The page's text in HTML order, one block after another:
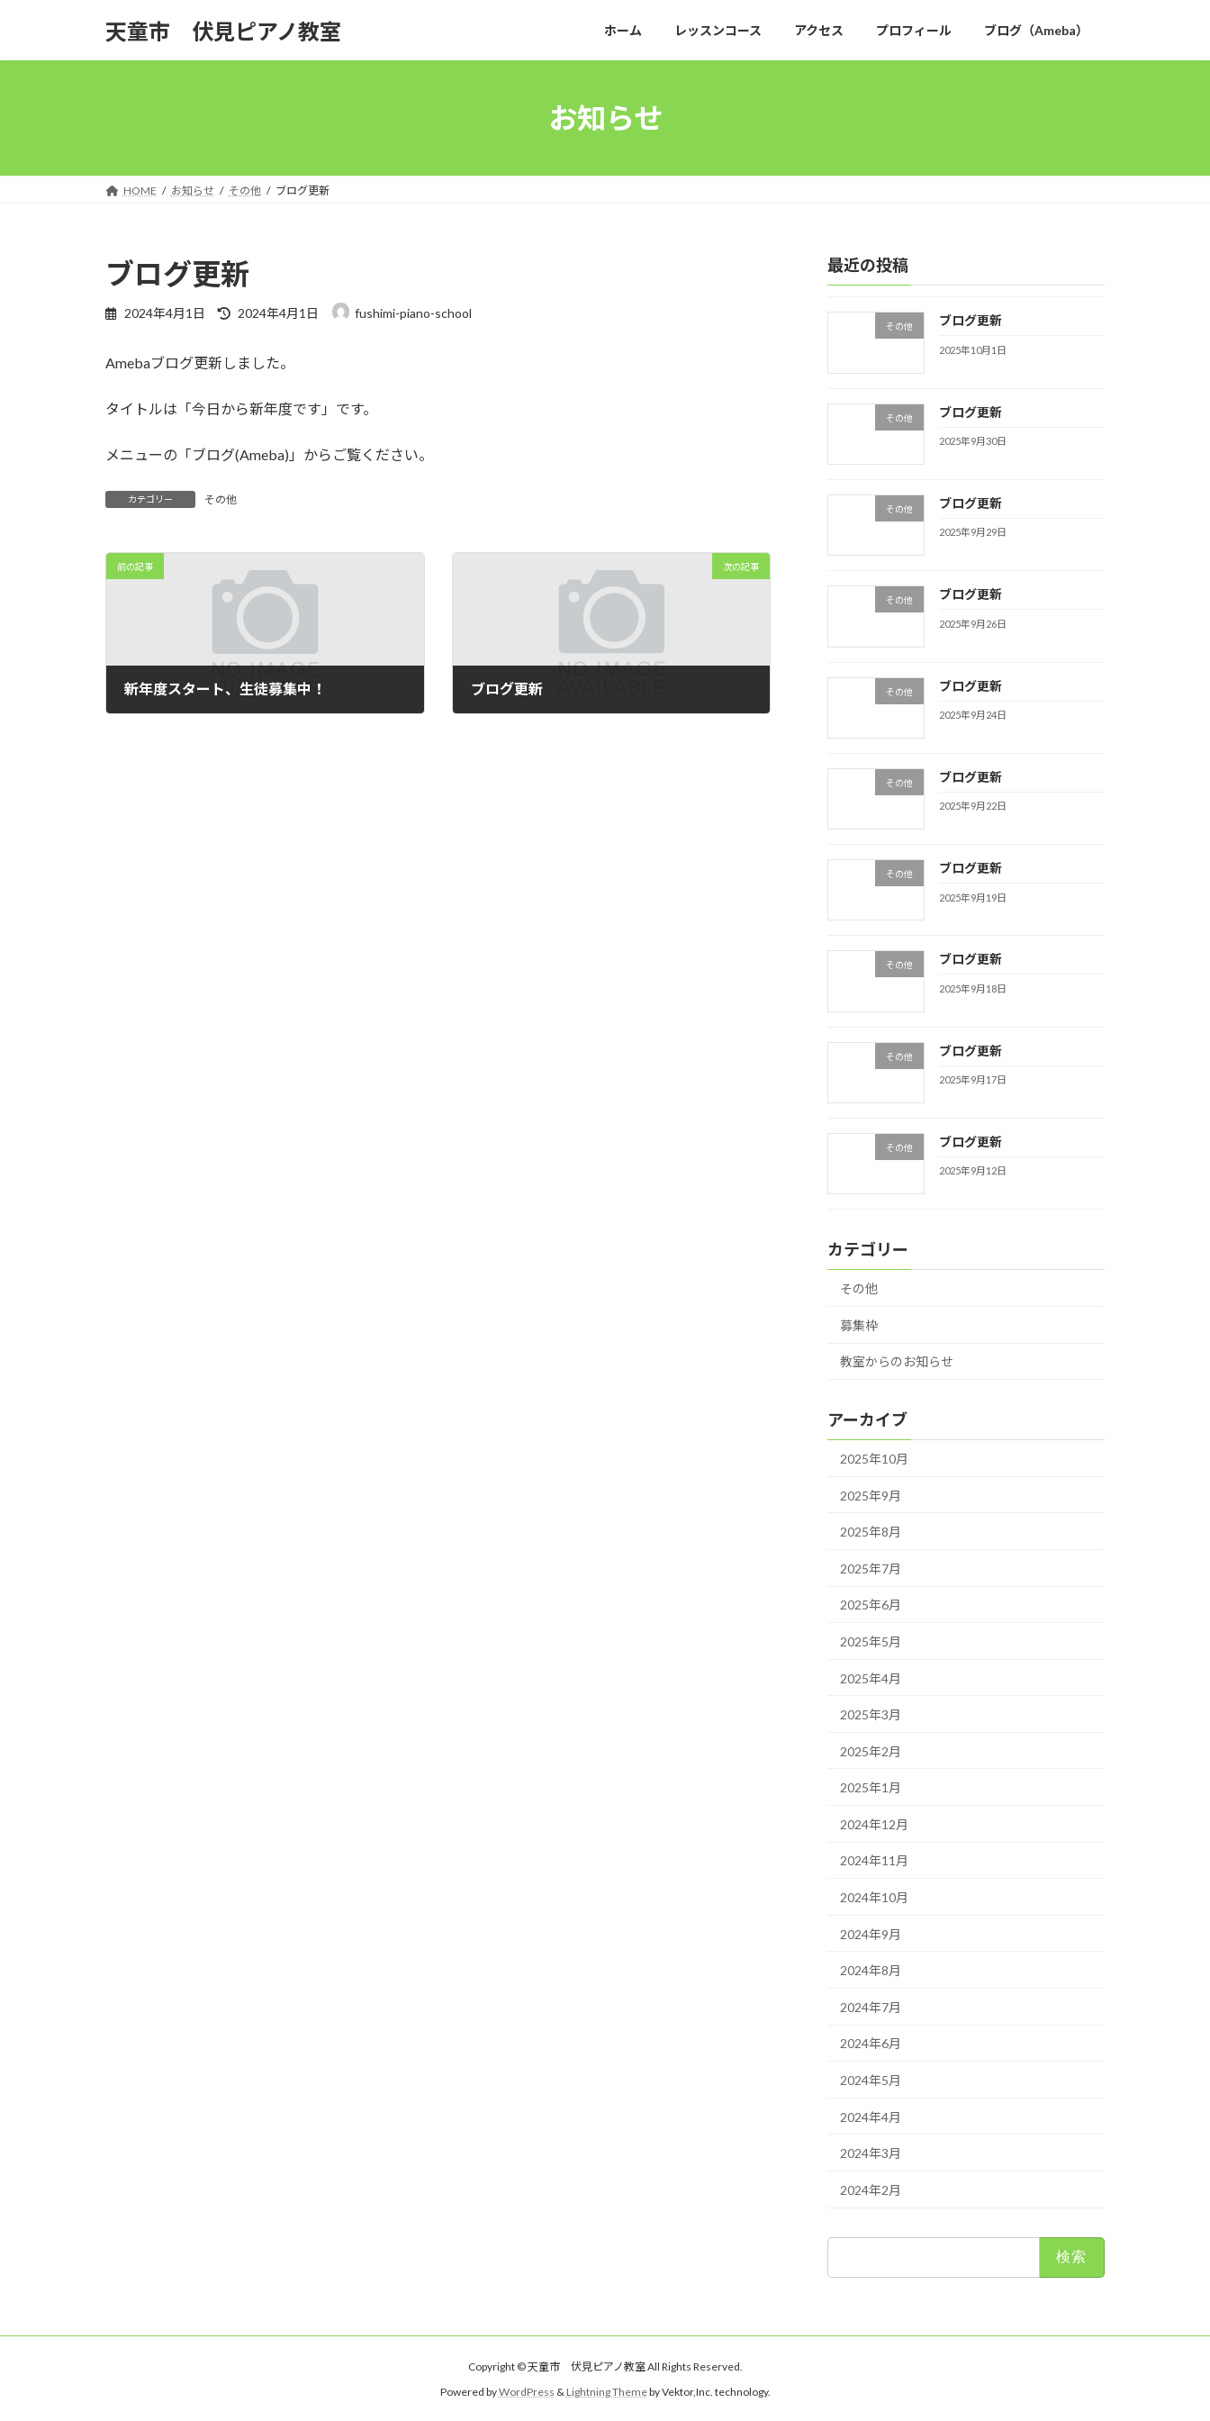
天童市 伏見ピアノ教室 ホーム レッスンコース アクセス プロフィール ブログ（Ameba）
お知らせ
HOME お知らせ その他 ブログ更新
ブログ更新
2024年4月1日
最
新
時
:
2024年4月1日 fushimi-piano-school
Amebaブログ更新しました。
タイトルは「今日から新年度です」です。
メニューの「ブログ(Ameba)」からご覧ください。
カテゴリー その他
前の記事
新年度スタート、生徒募集中！
次の記事
ブログ更新
最近の投稿
その他 ブログ更新
2025年10月1日
その他 ブログ更新
2025年9月30日
その他 ブログ更新
2025年9月29日
その他 ブログ更新
2025年9月26日
その他 ブログ更新
2025年9月24日
その他 ブログ更新
2025年9月22日
その他 ブログ更新
2025年9月19日
その他 ブログ更新
2025年9月18日
その他 ブログ更新
2025年9月17日
その他 ブログ更新
2025年9月12日
カテゴリー
その他
募集枠
教室からのお知らせ
アーカイブ
2025年10月
2025年9月
2025年8月
2025年7月
2025年6月
2025年5月
2025年4月
2025年3月
2025年2月
2025年1月
2024年12月
2024年11月
2024年10月
2024年9月
2024年8月
2024年7月
2024年6月
2024年5月
2024年4月
2024年3月
2024年2月
Copyright © 天童市 伏見ピアノ教室 All Rights Reserved.
Powered byWordPress & Lightning Themeby Vektor,Inc. technology.